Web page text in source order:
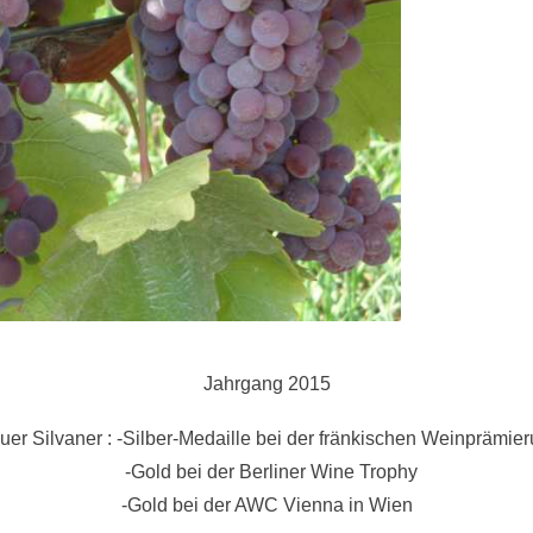
Jahrgang 2015
Silvaner : -Silber-Medaille bei der fränkischen
-Gold bei der Berliner Wine Trophy
-Gold bei der AWC Vienna in Wien